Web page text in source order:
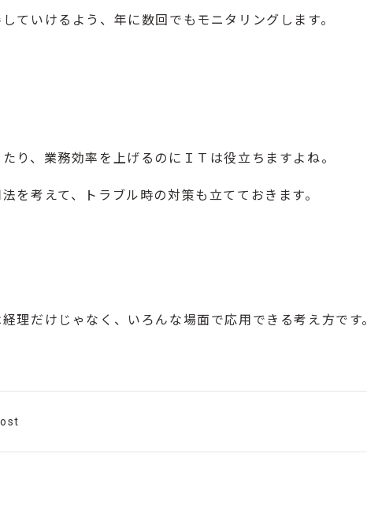
ていけるよう、年に数回でもモニタリングします。
り、業務効率を上げるのにＩＴは役立ちますよね。
を考えて、トラブル時の対策も立てておきます。
理だけじゃなく、いろんな場面で応用できる考え方です。